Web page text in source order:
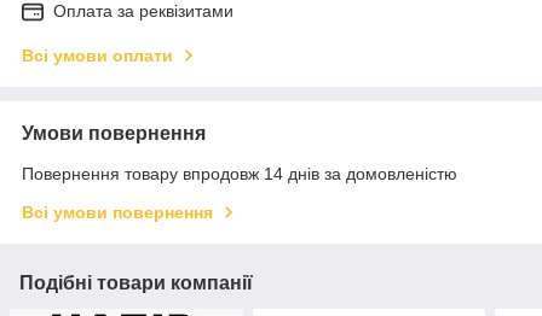
Оплата за реквізитами
Всі умови оплати
Умови повернення
Повернення товару впродовж 14 днів за домовленістю
Всі умови повернення
Подібні товари компанії